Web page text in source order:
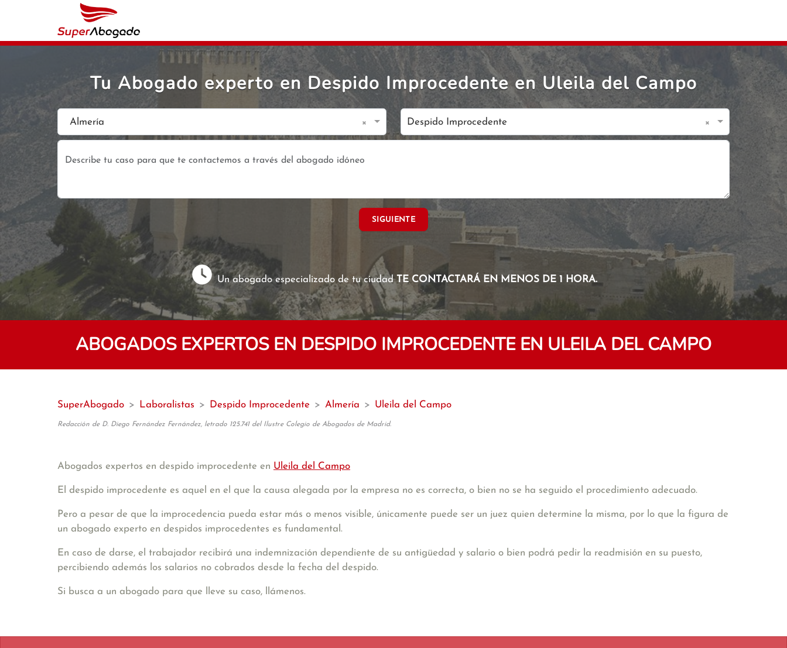
Tu Abogado experto en Despido Improcedente en Uleila del Campo
Almería × Despido Improcedente ×
SIGUIENTE
Un abogado especializado de tu ciudadTE CONTACTARÁ EN MENOS DE 1 HORA.
ABOGADOS EXPERTOS EN DESPIDO IMPROCEDENTE EN ULEILA DEL CAMPO
SuperAbogado > Laboralistas > Despido Improcedente > Almería > Uleila del Campo
Redacción de D. Diego Fernández Fernández, letrado 125.741 del Ilustre Colegio de Abogados de Madrid.
Abogados expertos en despido improcedente en Uleila del Campo
El despido improcedente es aquel en el que la causa alegada por la empresa no es correcta, o bien no se ha seguido el procedimiento adecuado.
Pero a pesar de que la improcedencia pueda estar más o menos visible, únicamente puede ser un juez quien determine la misma, por lo que la figura de
un abogado experto en despidos improcedentes es fundamental.
En caso de darse, el trabajador recibirá una indemnización dependiente de su antigüedad y salario o bien podrá pedir la readmisión en su puesto,
percibiendo además los salarios no cobrados desde la fecha del despido.
Si busca a un abogado para que lleve su caso, llámenos.